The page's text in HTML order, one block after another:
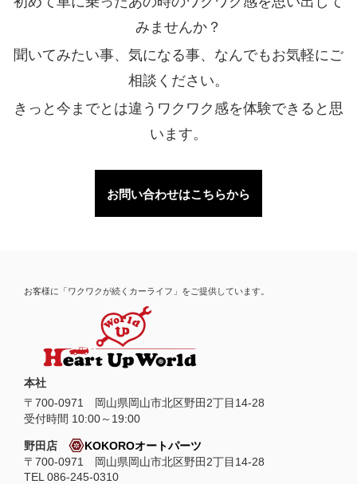
みませんか？
聞いてみたい事、気になる事、なんでもお気軽にご
相談ください。
きっと今までとは違うワクワク感を体験できると思
います。
お問い合わせはこちらから
お客様に「ワクワクが続くカーライフ」をご提供しています。
本社
〒 700-0971 岡山県岡山市北区野田2丁目14-28
受付時間 10:00～19:00
野田店
KOKOROオートパーツ
〒700-0971 岡山県岡山市北区野田2丁目14-28
TEL 086-245-0310